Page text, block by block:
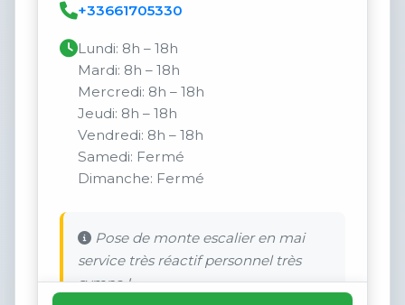
+33661705330
Lundi: 8h – 18h
Mardi: 8h – 18h
Mercredi: 8h – 18h
Jeudi: 8h – 18h
Vendredi: 8h – 18h
Samedi: Fermé
Dimanche: Fermé
Pose de monte escalier en mai
service très réactif personnel très
sympa !